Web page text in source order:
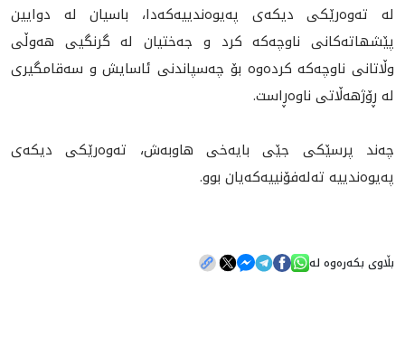
له‌ تەوەرێکی ديكه‌ى په‌يوه‌ندييه‌كه‌دا، باسيان له‌ دوایین
پێشهاتەکانی ناوچەکە كرد و جه‌ختيان له‌ گرنگیی هەوڵی
وڵاتانی ناوچەکە کرده‌وه‌ بۆ چەسپاندنی ئاسایش و سەقامگیری
لە ڕۆژهەڵاتی ناوەڕاست.
چه‌ند پرسێكى جێى بايه‌خى هاوبه‌ش، ته‌وه‌رێكى ديكه‌ى
په‌يوه‌ندييه‌‌ ته‌له‌فۆنييه‌كه‌يان بوو.
بڵاوی بکەرەوە لە